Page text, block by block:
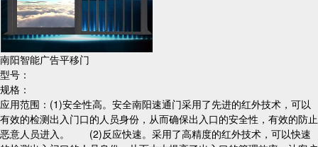
南阳智能广告平移门
型号：
规格：
应用范围：(1)安全性高。安全南阳速通门采用了先进的红外技术，可以
有效的检测出入门口的人员身份，从而确保出入口的安全性，有效的防止
恶意人员进入。 (2)反应快速。采用了高精度的红外技术，可以快速